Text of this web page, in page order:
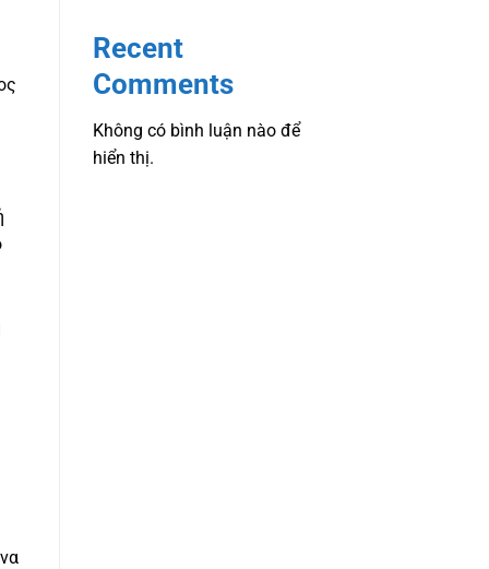
Recent
Comments
Không có bình luận nào để
hiển thị.